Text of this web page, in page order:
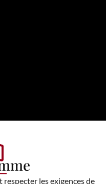
les exigences de